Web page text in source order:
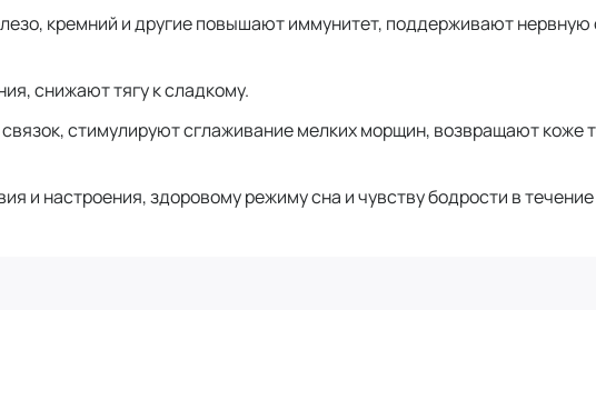
кремний и другие повышают иммунитет, поддерживают
снижают тягу к сладкому.
стимулируют сглаживание мелких морщин, возвращают коже
и настроения, здоровому режиму сна и чувству бодрости в